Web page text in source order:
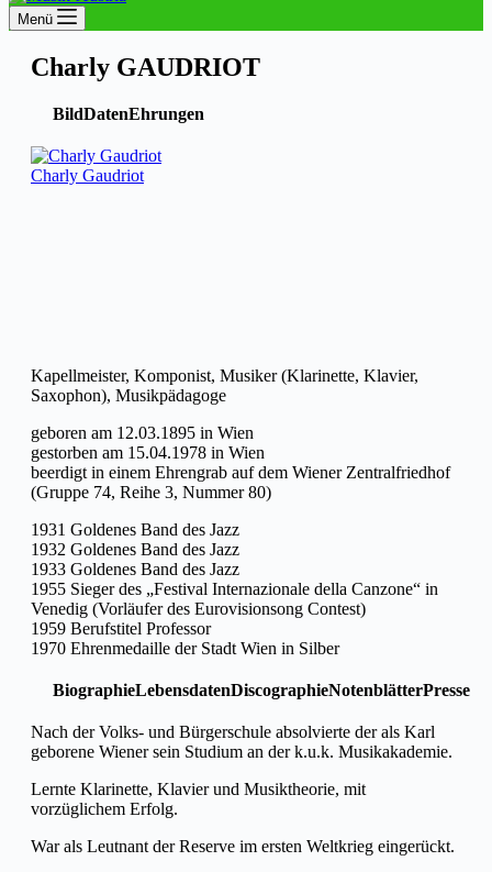
Menü
Charly GAUDRIOT
BildDatenEhrungen
Charly Gaudriot
Kapellmeister, Komponist, Musiker (Klarinette, Klavier,
Saxophon), Musikpädagoge
geboren am 12.03.1895 in Wien
gestorben am 15.04.1978 in Wien
beerdigt in einem Ehrengrab auf dem Wiener Zentralfriedhof
(Gruppe 74, Reihe 3, Nummer 80)
1931 Goldenes Band des Jazz
1932 Goldenes Band des Jazz
1933 Goldenes Band des Jazz
1955 Sieger des „Festival Internazionale della Canzone“ in
Venedig (Vorläufer des Eurovisionsong Contest)
1959 Berufstitel Professor
1970 Ehrenmedaille der Stadt Wien in Silber
BiographieLebensdatenDiscographieNotenblätterPresse
Nach der Volks- und Bürgerschule absolvierte der als Karl
geborene Wiener sein Studium an der k.u.k. Musikakademie.
Lernte Klarinette, Klavier und Musiktheorie, mit
vorzüglichem Erfolg.
War als Leutnant der Reserve im ersten Weltkrieg eingerückt.